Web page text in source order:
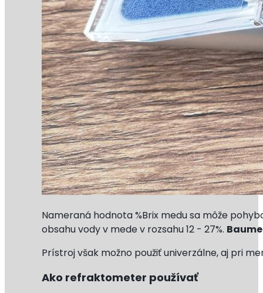
Nameraná hodnota %Brix medu sa môže
obsahu vody v mede v rozsahu 12 - 27%.
Prístroj však možno použiť univerzálne, aj pri
Ako refraktometer používať